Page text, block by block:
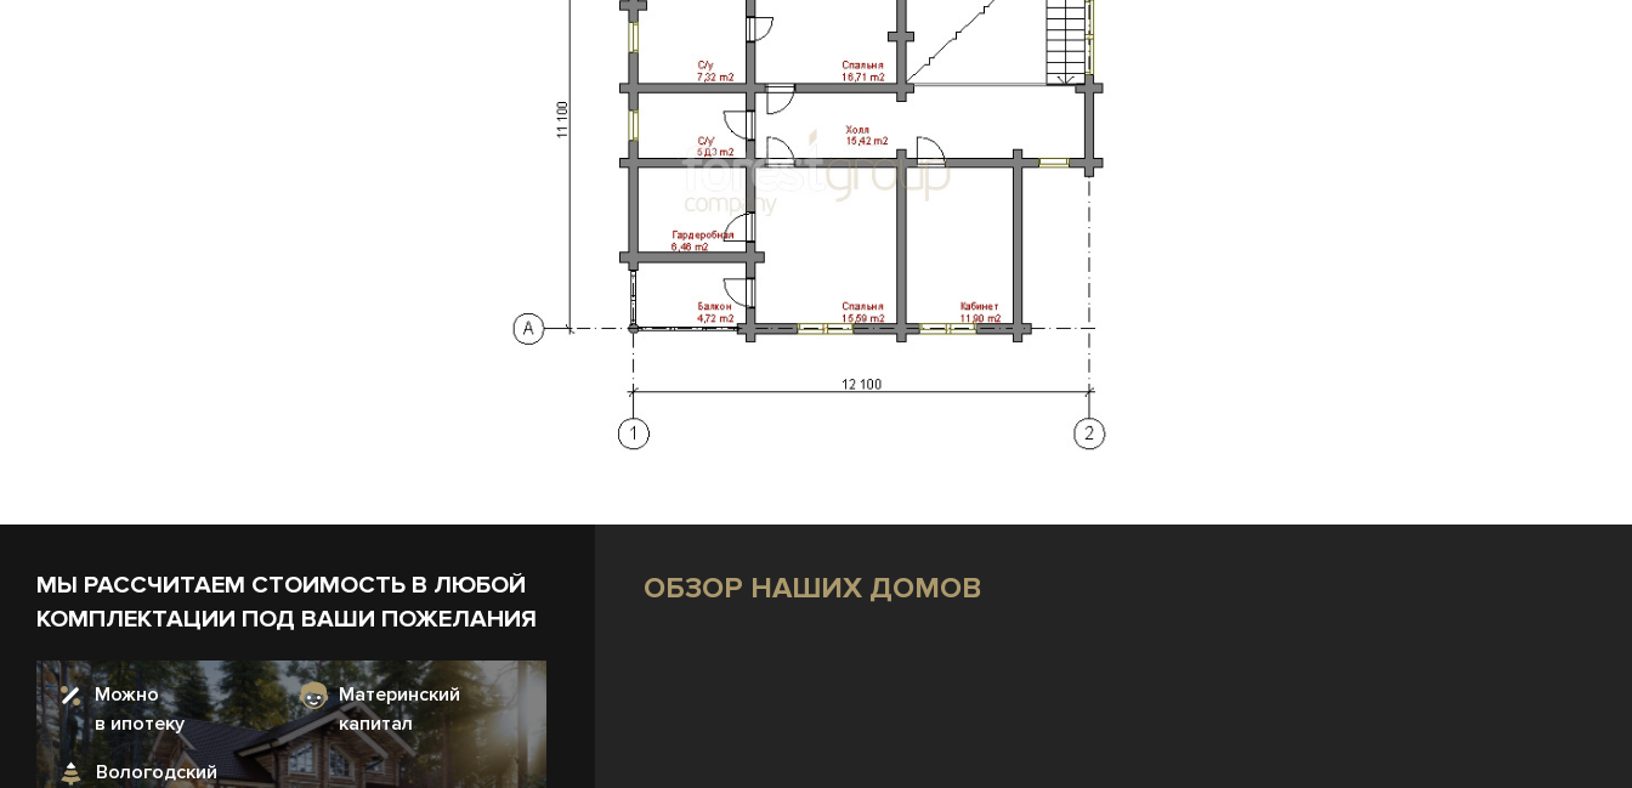
МЫ РАССЧИТАЕМ СТОИМОСТЬ В ЛЮБОЙ
КОМПЛЕКТАЦИИ ПОД ВАШИ ПОЖЕЛАНИЯ
Можно
в ипотеку
Материнский
капитал
Вологодский
ОБЗОР НАШИХ ДОМОВ